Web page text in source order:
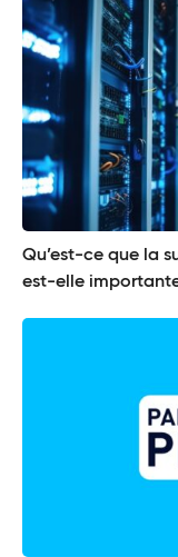
Qu’est-ce que la
est-elle